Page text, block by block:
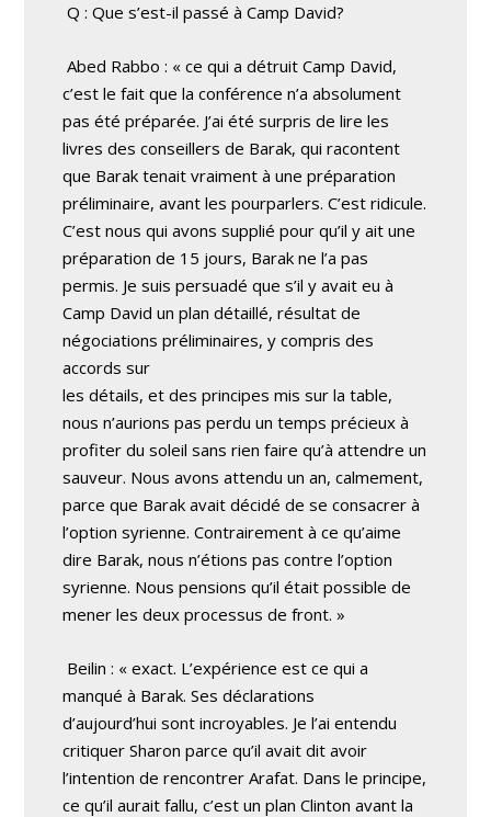
Q : Que s’est-il passé à Camp David?
Abed Rabbo : « ce qui a détruit Camp David,
c’est le fait que la conférence n’a absolument
pas été préparée. J’ai été surpris de lire les
livres des conseillers de Barak, qui racontent
que Barak tenait vraiment à une préparation
préliminaire, avant les pourparlers. C’est ridicule.
C’est nous qui avons supplié pour qu’il y ait une
préparation de 15 jours, Barak ne l’a pas
permis. Je suis persuadé que s’il y avait eu à
Camp David un plan détaillé, résultat de
négociations préliminaires, y compris des
accords sur
les détails, et des principes mis sur la table,
nous n’aurions pas perdu un temps précieux à
profiter du soleil sans rien faire qu’à attendre un
sauveur. Nous avons attendu un an, calmement,
parce que Barak avait décidé de se consacrer à
l’option syrienne. Contrairement à ce qu’aime
dire Barak, nous n’étions pas contre l’option
syrienne. Nous pensions qu’il était possible de
mener les deux processus de front. »
Beilin : « exact. L’expérience est ce qui a
manqué à Barak. Ses déclarations
d’aujourd’hui sont incroyables. Je l’ai entendu
critiquer Sharon parce qu’il avait dit avoir
l’intention de rencontrer Arafat. Dans le principe,
ce qu’il aurait fallu, c’est un plan Clinton avant la